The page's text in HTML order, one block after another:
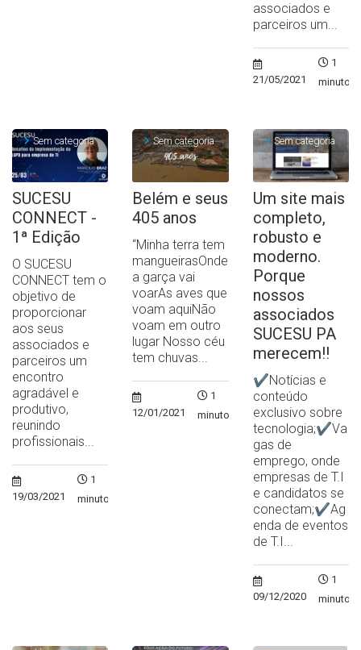
associados e
parceiros um...
21/05/2021
1
minuto
Sem categoria
SUCESU
CONNECT -
1ª Edição
O SUCESU
CONNECT tem o
objetivo de
proporcionar
aos seus
associados e
parceiros um
encontro
agradável e
produtivo,
reunindo
profissionais...
19/03/2021
1
minuto
Sem categoria
Belém e seus
405 anos
“Minha terra tem
mangueirasOnde
a garça vai
voarAs aves que
voam aquiNão
voam em outro
lugar Nosso céu
tem chuvas...
12/01/2021
1
minuto
Sem categoria
Um site mais
completo,
robusto e
moderno.
Porque
nossos
associados
SUCESU PA
merecem!!
✔Notícias e
conteúdo
exclusivo sobre
tecnologia;✔Va
gas de
emprego, onde
empresas de T.I
e candidatos se
conectam;✔Ag
enda de eventos
de T.I...
09/12/2020
1
minuto